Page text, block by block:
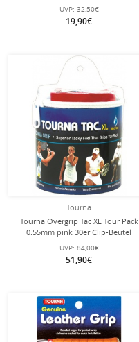
UVP: 32,50€
19,90€
Tourna
Tourna Overgrip Tac XL Tour Pack
0.55mm pink 30er Clip-Beutel
UVP: 84,00€
51,90€